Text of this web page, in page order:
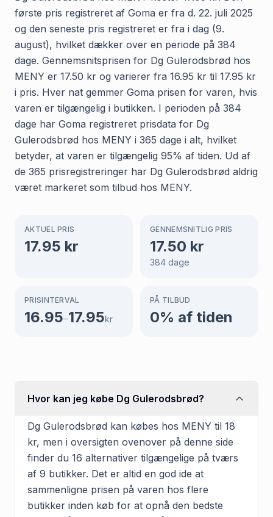
første pris registreret af Goma er fra d. 22. juli 2025
og den seneste pris registreret er fra i dag (9.
august), hvilket dækker over en periode på 384
dage. Gennemsnitsprisen for Dg Gulerodsbrød hos
MENY er 17.50 kr og varierer fra 16.95 kr til 17.95 kr
i pris. Hver nat gemmer Goma prisen for varen, hvis
varen er tilgængelig i butikken. I perioden på 384
dage har Goma registreret prisdata for Dg
Gulerodsbrød hos MENY i 365 dage i alt, hvilket
betyder, at varen er tilgængelig 95% af tiden. Ud af
de 365 prisregistreringer har Dg Gulerodsbrød aldrig
været markeret som tilbud hos MENY.
AKTUEL PRIS
17.95 kr
GENNEMSNITLIG PRIS
17.50 kr
384 dage
PRISINTERVAL
16.95–17.95kr
PÅ TILBUD
0% af tiden
Hvor kan jeg købe Dg Gulerodsbrød?
Dg Gulerodsbrød kan købes hos MENY til 18
kr, men i oversigten ovenover på denne side
finder du 16 alternativer tilgængelige på tværs
af 9 butikker. Det er altid en god ide at
sammenligne prisen på varen hos flere
butikker inden køb for at opnå den bedste